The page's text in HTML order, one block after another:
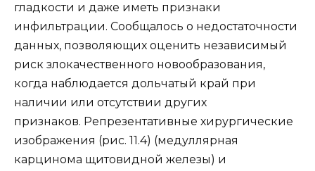
гладкости и даже иметь признаки
инфильтрации. Сообщалось о недостаточности
данных, позволяющих оценить независимый
риск злокачественного новообразования,
когда наблюдается дольчатый край при
наличии или отсутствии других
признаков. Репрезентативные хирургические
изображения (рис. 11.4) (медуллярная
карцинома щитовидной железы) и